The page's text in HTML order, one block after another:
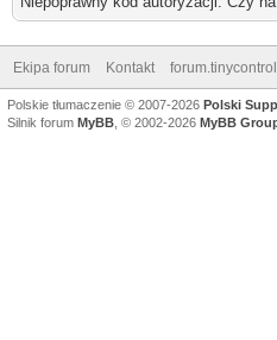
Ekipa forum Kontakt
Polskie tłumaczenie © 2007-2026 Polski
Silnik forum MyBB , © 2002-2026 MyBB